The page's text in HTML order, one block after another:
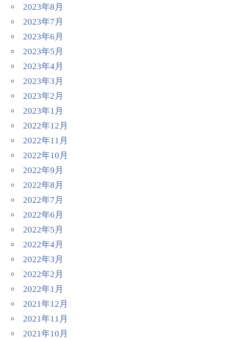
2023年8月
2023年7月
2023年6月
2023年5月
2023年4月
2023年3月
2023年2月
2023年1月
2022年12月
2022年11月
2022年10月
2022年9月
2022年8月
2022年7月
2022年6月
2022年5月
2022年4月
2022年3月
2022年2月
2022年1月
2021年12月
2021年11月
2021年10月